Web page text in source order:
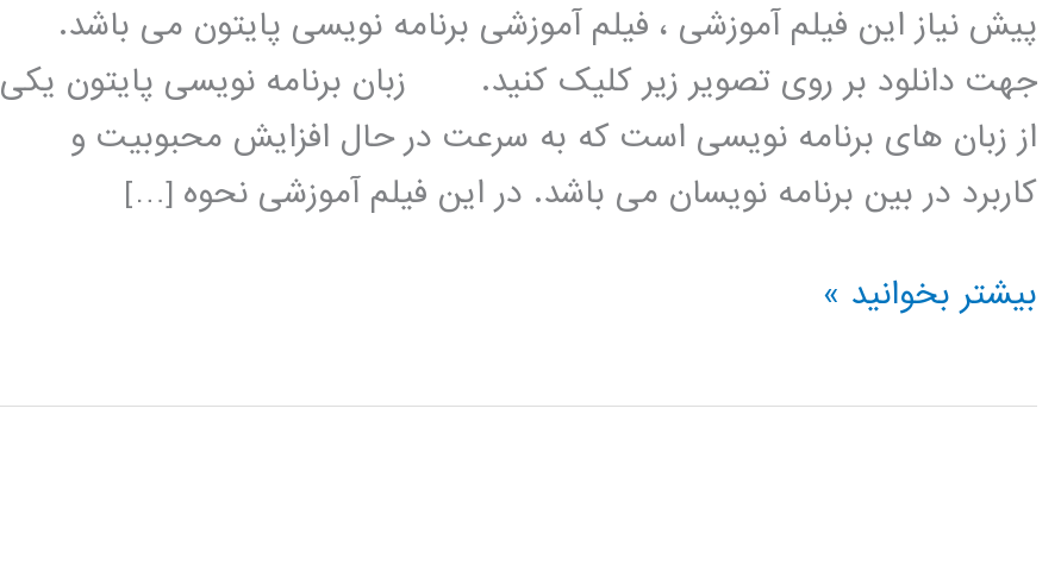
پیش نیاز این فیلم آموزشی ، فیلم آموزشی برنامه نویسی پایتون می باشد.
جهت دانلود بر روی تصویر زیر کلیک کنید. زبان برنامه نویسی پایتون یکی
از زبان های برنامه نویسی است که به سرعت در حال افزایش محبوبیت و
کاربرد در بین برنامه نویسان می باشد. در این فیلم آموزشی نحوه […]
پردازش
(signal
بیشتر بخوانید »